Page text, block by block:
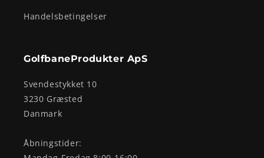
Handelsbetingelser
GolfbaneProdukter ApS
Svendestykket 10
3230 Græsted
Danmark
Åbningstider: